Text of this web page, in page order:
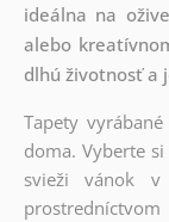
ideálna na
alebo
dlhú životnosť a
Tapety
doma. Vyberte
svieži vánok v